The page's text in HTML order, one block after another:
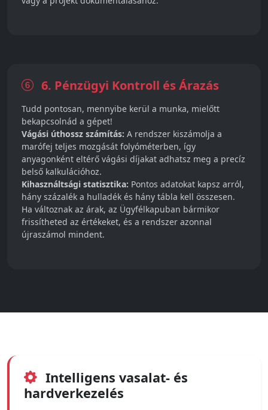
6. Pénzügyi Kontroll és Árazás
Tudd pontosan, mennyibe kerül a munka, mielőtt
bekapcsolnád a gépet!
Vágási úthossz számítás: A rendszer kiszámolja a
marófej teljes mozgását folyóméterben, így
anyagonként eltérő vágási díjakat adhatsz meg a precíz
belső kalkulációhoz.
Kihasználtsági statisztika: Pontos adatokat kapsz arról,
hány százalék a hulladék és hány tábla kell összesen.
Ha változnak az árak, az Ügyfélkapuban bármikor
frissítheted az értékeket, és a rendszer azonnal
újraszámol mindent.
Intelligens vasalat- és
hardverkezelés